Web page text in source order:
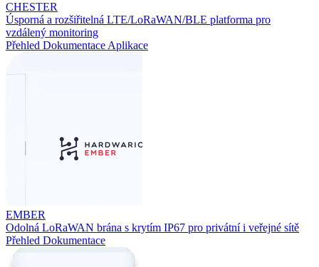
CHESTER
Úsporná a rozšiřitelná LTE/LoRaWAN/BLE platforma pro
vzdálený monitoring
Přehled Dokumentace Aplikace
EMBER
Odolná LoRaWAN brána s krytím IP67 pro privátní i veřejné sítě
Přehled Dokumentace